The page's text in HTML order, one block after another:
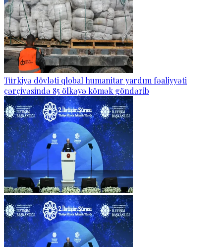
Türkiyə dövləti qlobal humanitar yardım fəaliyyəti
çərçivəsində 85 ölkəyə kömək göndərib